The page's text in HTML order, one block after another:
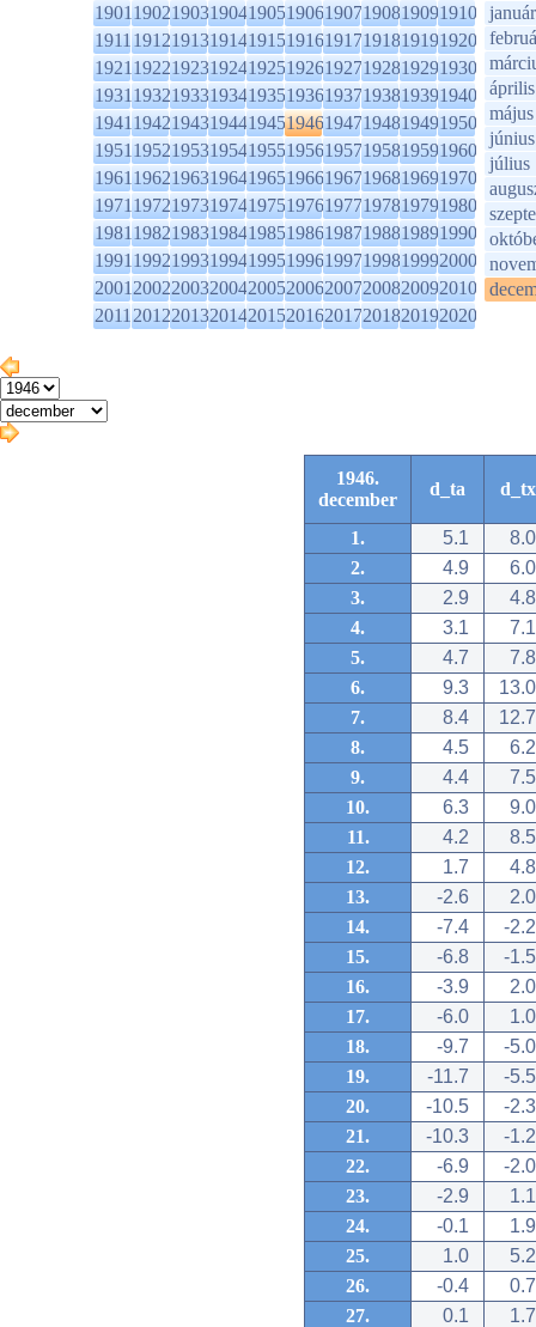
1901190219031904190519061907190819091910
1911191219131914191519161917191819191920
1921192219231924192519261927192819291930
1931193219331934193519361937193819391940
1941194219431944194519461947194819491950
1951195219531954195519561957195819591960
1961196219631964196519661967196819691970
1971197219731974197519761977197819791980
1981198219831984198519861987198819891990
1991199219931994199519961997199819992000
2001200220032004200520062007200820092010
2011201220132014201520162017201820192020
január
április
május
június
július
1946.
december
d_ta d_tx
1. 5.1
8.0
2.
4.9
6.0
3.
2.9
4.8
4.
3.1
7.1
5.
4.7
7.8
6.
9.3
13.0
7.
8.4
12.7
8.
4.5
6.2
9.
4.4
7.5
10.
6.3
9.0
11.
4.2
8.5
12.
1.7
4.8
13.
-2.6
2.0
14.
-7.4
-2.2
15.
-6.8
-1.5
16.
-3.9
2.0
17.
-6.0
1.0
18.
-9.7
-5.0
19.
-11.7
-5.5
20.
-10.5
-2.3
21.
-10.3
-1.2
22.
-6.9
-2.0
23.
-2.9
1.1
24.
-0.1
1.9
25.
1.0
5.2
26.
-0.4
0.7
27.
0.1
1.7